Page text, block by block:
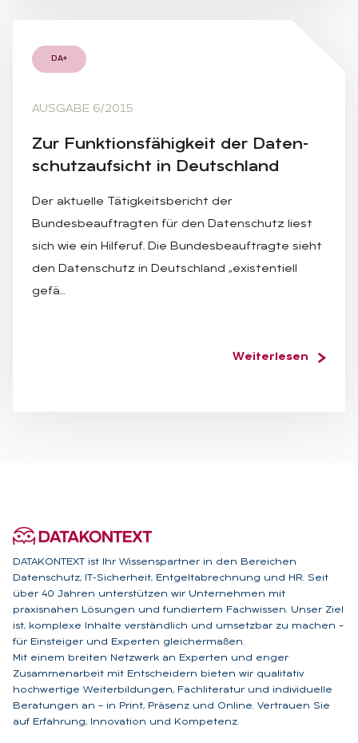
DA+
AUSGABE 6/2015
Zur Funk­ti­ons­fä­hig­keit der Da­ten­
schutz­auf­sicht in Deutsch­land
Der aktuelle Tätigkeitsbericht der
Bundesbeauftragten für den Datenschutz liest
sich wie ein Hilferuf. Die Bundesbeauftragte sieht
den Datenschutz in Deutschland „existentiell
gefä…
Weiterlesen
DATAKONTEXT ist Ihr Wissenspartner in den Bereichen
Datenschutz, IT-Sicherheit, Entgeltabrechnung und HR. Seit
über 40 Jahren unterstützen wir Unternehmen mit
praxisnahen Lösungen und fundiertem Fachwissen. Unser Ziel
ist, komplexe Inhalte verständlich und umsetzbar zu machen –
für Einsteiger und Experten gleichermaßen.
Mit einem breiten Netzwerk an Experten und enger
Zusammenarbeit mit Entscheidern bieten wir qualitativ
hochwertige Weiterbildungen, Fachliteratur und individuelle
Beratungen an – in Print, Präsenz und Online. Vertrauen Sie
auf Erfahrung, Innovation und Kompetenz.